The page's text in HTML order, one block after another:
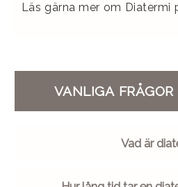
Läs gärna mer om Diatermi
VANLIGA
Vad är